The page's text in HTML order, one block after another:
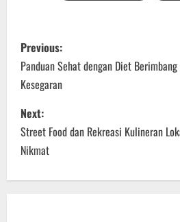
P
o
s
t
n
a
Previous:
Panduan Sehat dengan Diet
Kesegaran
Next:
Street Food dan Rekreasi Kulineran
Nikmat